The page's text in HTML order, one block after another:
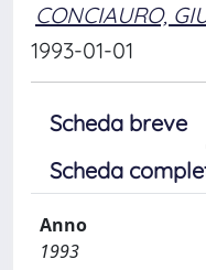
CONCIAURO,
1993-01-01
Scheda breve
Scheda
Anno
1993